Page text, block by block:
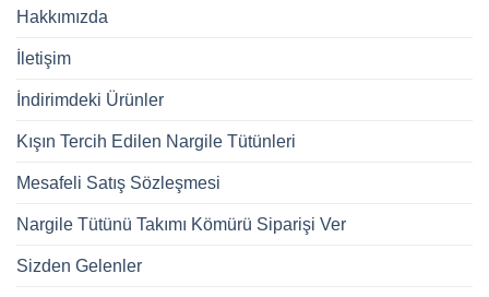
Hakkımızda
İletişim
İndirimdeki Ürünler
Kışın Tercih Edilen Nargile Tütünleri
Mesafeli Satış Sözleşmesi
Nargile Tütünü Takımı Kömürü Siparişi Ver
Sizden Gelenler